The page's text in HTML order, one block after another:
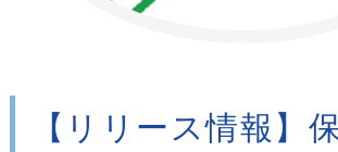
【リリース情報】